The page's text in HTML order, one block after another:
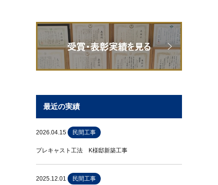
最近の実績
2026.04.15 民間工事
プレキャスト工法 K様邸新築工事
2025.12.01 民間工事